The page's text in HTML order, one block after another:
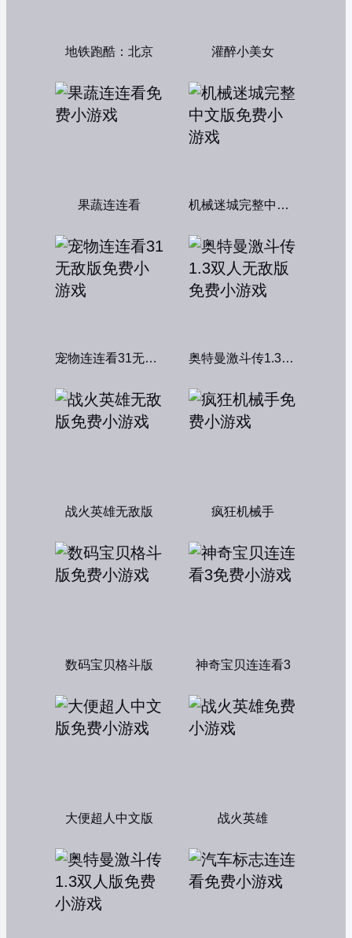
地铁跑酷：北京 灌醉小美女
果蔬连连看 机械迷城完整中文版
宠物连连看31无敌版 奥特曼激斗传1.3双人无敌版
战火英雄无敌版 疯狂机械手
数码宝贝格斗版 神奇宝贝连连看3
大便超人中文版 战火英雄